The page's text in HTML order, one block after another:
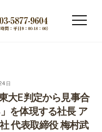
Menu
日
大E判定から見事合
を体現する社長 ア
代表取締役 梅村武